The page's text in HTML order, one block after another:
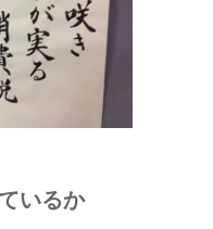
いるか